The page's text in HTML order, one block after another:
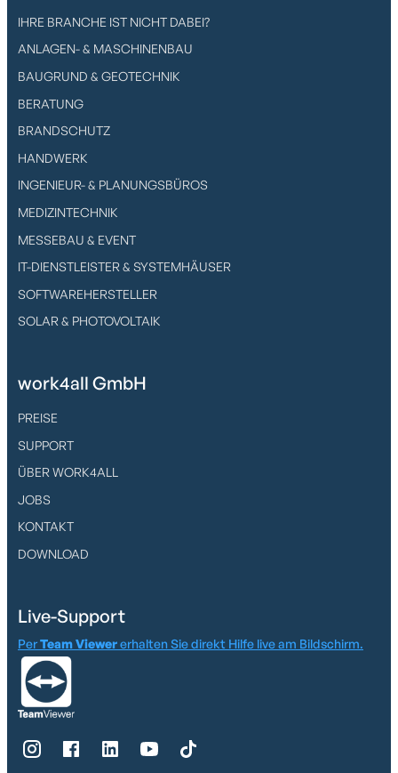
IHRE BRANCHE IST NICHT DABEI?
ANLAGEN- & MASCHINENBAU
BAUGRUND & GEOTECHNIK
BERATUNG
BRANDSCHUTZ
HANDWERK
INGENIEUR- & PLANUNGSBÜROS
MEDIZINTECHNIK
MESSEBAU & EVENT
IT-DIENSTLEISTER & SYSTEMHÄUSER
SOFTWAREHERSTELLER
SOLAR & PHOTOVOLTAIK
work4all GmbH
PREISE
SUPPORT
ÜBER WORK4ALL
JOBS
KONTAKT
DOWNLOAD
Live-Support
PerTeam Viewererhalten Sie direkt Hilfe live am Bildschirm.